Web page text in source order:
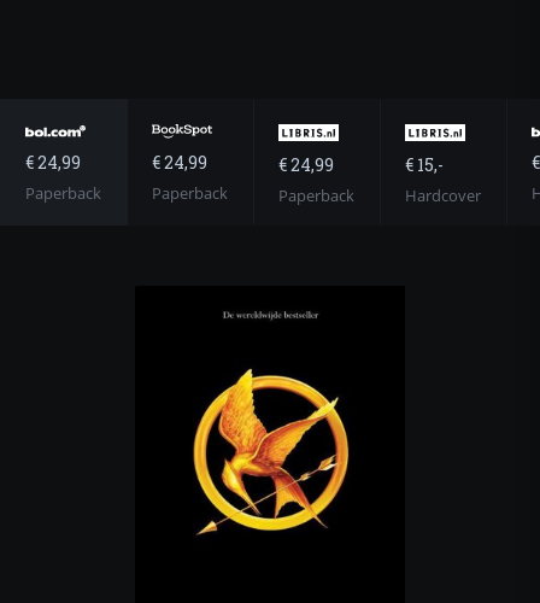
€ 24,99
Paperback
€ 24,99
Paperback
€ 24,99
Paperback
€ 15,-
Hardcover